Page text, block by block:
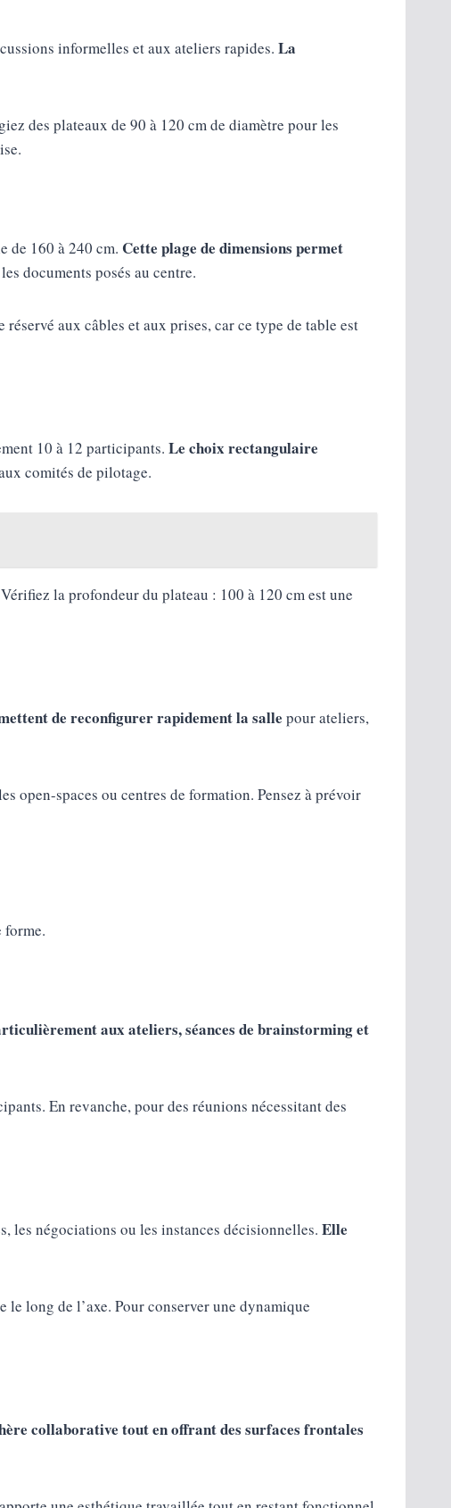
informelles et aux ateliers rapides. La
des plateaux de 90 à 120 cm de diamètre pour les
de 160 à 240 cm. Cette plage de dimensions permet
documents posés au centre.
aux câbles et aux prises, car ce type de table est
10 à 12 participants. Le choix rectangulaire
comités de pilotage.
la profondeur du plateau : 100 à 120 cm est une
de reconfigurer rapidement la salle pour ateliers,
open-spaces ou centres de formation. Pensez à prévoir
forme.
aux ateliers, séances de brainstorming et
En revanche, pour des réunions nécessitant des
les négociations ou les instances décisionnelles. Elle
le long de l’axe. Pour conserver une dynamique
collaborative tout en offrant des surfaces frontales